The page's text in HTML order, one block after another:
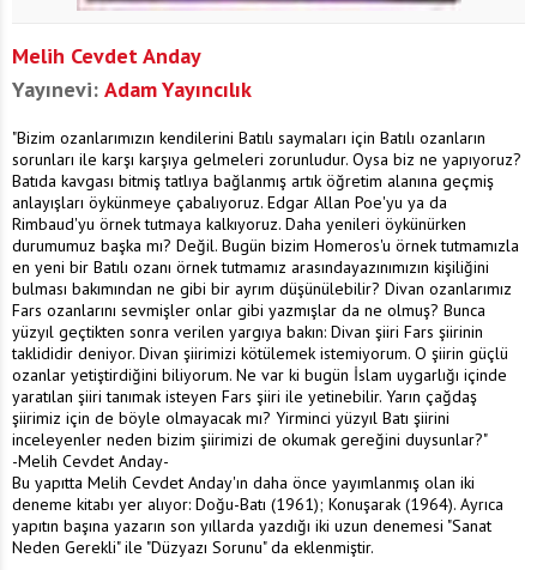
Melih Cevdet Anday
Yayınevi: Adam Yayıncılık
"Bizim ozanlarımızın kendilerini Batılı saymaları için Batılı ozanların
sorunları ile karşı karşıya gelmeleri zorunludur. Oysa biz ne yapıyoruz?
Batıda kavgası bitmiş tatlıya bağlanmış artık öğretim alanına geçmiş
anlayışları öykünmeye çabalıyoruz. Edgar Allan Poe'yu ya da
Rimbaud'yu örnek tutmaya kalkıyoruz. Daha yenileri öykünürken
durumumuz başka mı? Değil. Bugün bizim Homeros'u örnek tutmamızla
en yeni bir Batılı ozanı örnek tutmamız arasındayazınımızın kişiliğini
bulması bakımından ne gibi bir ayrım düşünülebilir? Divan ozanlarımız
Fars ozanlarını sevmişler onlar gibi yazmışlar da ne olmuş? Bunca
yüzyıl geçtikten sonra verilen yargıya bakın: Divan şiiri Fars şiirinin
taklididir deniyor. Divan şiirimizi kötülemek istemiyorum. O şiirin güçlü
ozanlar yetiştirdiğini biliyorum. Ne var ki bugün İslam uygarlığı içinde
yaratılan şiiri tanımak isteyen Fars şiiri ile yetinebilir. Yarın çağdaş
şiirimiz için de böyle olmayacak mı? Yirminci yüzyıl Batı şiirini
inceleyenler neden bizim şiirimizi de okumak gereğini duysunlar?"
-Melih Cevdet Anday-
Bu yapıtta Melih Cevdet Anday'ın daha önce yayımlanmış olan iki
deneme kitabı yer alıyor: Doğu-Batı (1961); Konuşarak (1964). Ayrıca
yapıtın başına yazarın son yıllarda yazdığı iki uzun denemesi "Sanat
Neden Gerekli" ile "Düzyazı Sorunu" da eklenmiştir.